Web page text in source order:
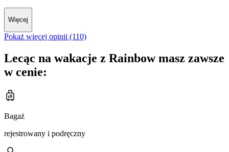
Więcej
Pokaż więcej opinii (110)
Lecąc na wakacje z Rainbow masz zawsze
w cenie:
Bagaż
rejestrowany i podręczny